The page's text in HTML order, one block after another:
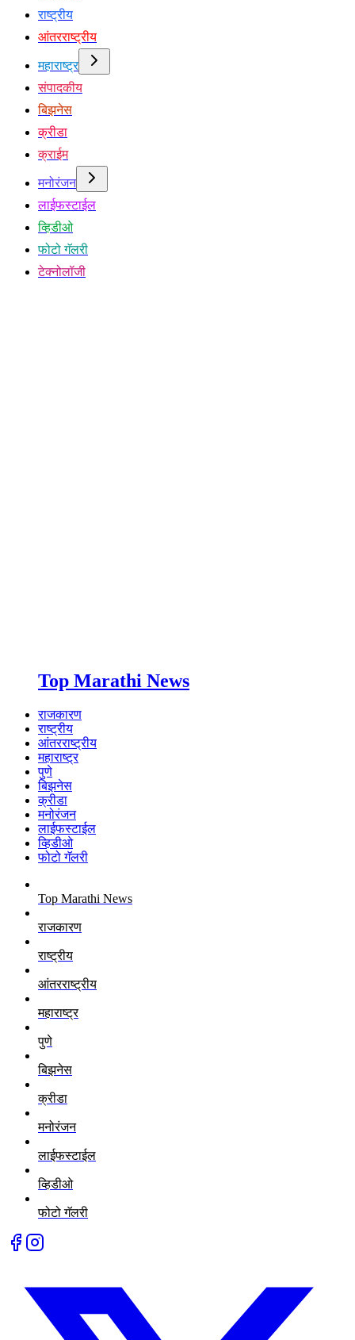
राष्ट्रीय
आंतरराष्ट्रीय
महाराष्ट्र
संपादकीय
बिझनेस
क्रीडा
क्राईम
मनोरंजन
लाईफस्टाईल
व्हिडीओ
फोटो गॅलरी
टेक्नोलॉजी
Top Marathi News
राजकारण
राष्ट्रीय
आंतरराष्ट्रीय
महाराष्ट्र
पुणे
बिझनेस
क्रीडा
मनोरंजन
लाईफस्टाईल
व्हिडीओ
फोटो गॅलरी
Top Marathi News
राजकारण
राष्ट्रीय
आंतरराष्ट्रीय
महाराष्ट्र
पुणे
बिझनेस
क्रीडा
मनोरंजन
लाईफस्टाईल
व्हिडीओ
फोटो गॅलरी